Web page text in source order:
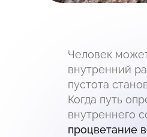
Человек
внутренний
пустота
Когда путь
внутреннего
процветание